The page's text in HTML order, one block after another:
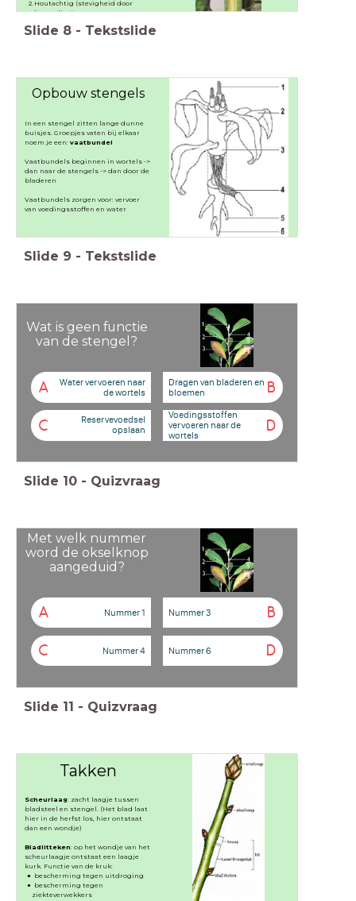
Houtachtig (stevigheid door
houtcellen)
Slide 8 - Tekstslide
Opbouw stengels
In een stengel zitten lange dunne
buisjes.Groepjes vaten bij elkaar
noem je een:vaatbundel
Vaatbundels beginnen in wortels ->
dan naar de stengels -> dan door de
bladeren
Vaatbundels zorgen voor: vervoer
van voedingsstoffen en water
Slide 9 - Tekstslide
Wat is geen functie
van de stengel?
A
Water vervoeren naar
de wortels
B
Dragen van bladeren en
bloemen
C
Reservevoedsel
opslaan
D
Voedingsstoffen
vervoeren naar de
wortels
Slide 10 - Quizvraag
Met welk nummer
word de okselknop
aangeduid?
A Nummer 1 B
Nummer 3
C Nummer 4 D
Nummer 6
Slide 11 - Quizvraag
Takken
Scheurlaag: zacht laagje tussen
bladsteel en stengel. (Het blad laat
hier in de herfst los, hier ontstaat
dan een wondje)
Bladlitteken: op het wondje van het
scheurlaagje ontstaat een laagje
kurk. Functie van de kruk:
bescherming tegen uitdroging
bescherming tegen
ziekteverwekkers